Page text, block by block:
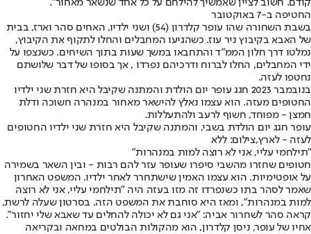
קודם. חשוב לציין שאמשיך להילחם על כל אחד שנשאר מאחור".
החטיפה ב-7 באוקטובר
בשבת השחורה שהו עופר קלדרון (54) ושני ילדיו, האחים סהר וארז, בבית
של האבא בקיבוץ ניר עוז. כשהגיעו המחבלים והחלו לתקוף את הקיבוץ,
נמלטו דרך חלון הממ״ד והתחבאו במשך שעות בתוך השיחים. כשנצפו על
ידי המחבלים, החלו לברוח ודרכיהם נפרדו , אך בסופו של דבר שלושתם
נחטפו לעזה.
בנובמבר 2023 חגג עופר יום הולדת והמתנה שקיבל היא חזרת שני ילדיו
החטופים מעזה. הוא עצמו נאלץ להישאר מאחור במנהרה חשוכה ודלת
חמצן - מפוחד, חשוף לרעב ולהתעללות.
עופר חגג יום הולדת בשבי, והמתנה שקיבל היא חזרת שני ילדיו החטופים
לעזה - לארץ,צילום: ללא
"תילחמי עליי, אני לא רוצה למות במנהרות"
חטופים שחזרו מהשבי סיפרו שעופר עזר להם רבות - ובין השאר בשמירה
על אופטימיות. הוא עצמו האמין שישתחרר לאחר ילדיו. המשפט האחרון
שאמר לסהר בתו כשנפרדו זה מזו בעזה היה "תילחמי עליי, אני לא רוצה
למות במנהרות", ומאז היא סוחבת את המשפט הזה. בסרטון שעלה לרשת,
קראה סהר לשחרור אביה: "אני גם לא יכולה להחלים עד שאבא שלי יחזור".
אחיו של עופר, ניסן קלדרון, הוא מהקולות הבולטים במחאה ובקריאה